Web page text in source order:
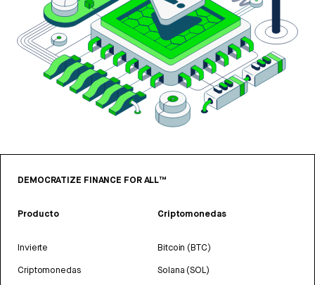
DEMOCRATIZE FINANCE FOR ALL™
Producto
Invierte
Criptomonedas
Criptomonedas
Bitcoin (BTC)
Solana (SOL)